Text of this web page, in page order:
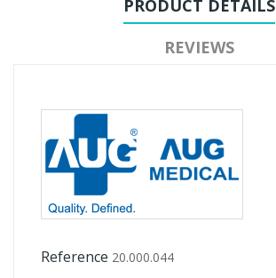
PRODUCT DETAILS
REVIEWS
Reference 20.000.044